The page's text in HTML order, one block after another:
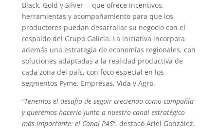
Black, Gold y Silver— que ofrece incentivos,
herramientas y acompañamiento para que los
productores puedan desarrollar su negocio con el
respaldo del Grupo Galicia. La iniciativa incorpora
además una estrategia de economías regionales, con
soluciones adaptadas a la realidad productiva de
cada zona del país, con foco especial en los
segmentos Pyme, Empresas, Vida y Agro.
“Tenemos el desafío de seguir creciendo como compañía
y queremos hacerlo junto a nuestro canal estratégico
más importante: el Canal PAS“, destacó Ariel González,